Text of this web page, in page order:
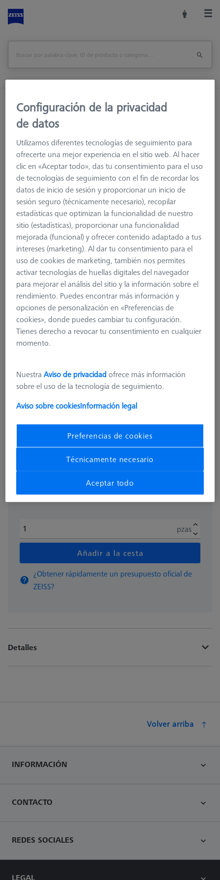
Inicio
Accesorios de la máquina
Accesorios para máquinas de medición
Racks de Sensores
Conector de sonda para VAST/MT
Imprimir página
visión de conjunto
Conector de sonda para VAST/MT
600660-8365-000
354,90 € más el IVA
pzas
Añadir a la cesta
¿Obtener rápidamente un presupuesto oficial de
ZEISS?
Detalles
Volver arriba
INFORMACIÓN
CONTACTO
REDES SOCIALES
LEGAL
Configuración de la privacidad
de datos
Utilizamos diferentes tecnologías de seguimiento para
ofrecerte una mejor experiencia en el sitio web. Al hacer
clic en «Aceptar todo», das tu consentimiento para el uso
de tecnologías de seguimiento con el fin de recordar los
datos de inicio de sesión y proporcionar un inicio de
sesión seguro (técnicamente necesario), recopilar
estadísticas que optimizan la funcionalidad de nuestro
sitio (estadísticas), proporcionar una funcionalidad
mejorada (funcional) y ofrecer contenido adaptado a tus
intereses (marketing). Al dar tu consentimiento para el
uso de cookies de marketing, también nos permites
activar tecnologías de huellas digitales del navegador
para mejorar el análisis del sitio y la información sobre el
rendimiento. Puedes encontrar más información y
opciones de personalización en «Preferencias de
cookies», donde puedes cambiar tu configuración.
Tienes derecho a revocar tu consentimiento en cualquier
momento.
NuestraAviso de privacidadofrece más información
sobre el uso de la tecnología de seguimiento.
Aviso sobre cookiesInformación legal
Preferencias de cookies
Técnicamente necesario
Aceptar todo